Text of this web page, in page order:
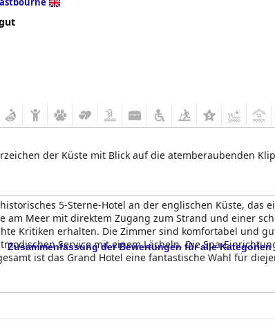
der Küste mit Blick auf die atemberaubenden
5-Sterne-Hotel an der englischen Küste, das
Meer mit direktem Zugang zum Strand und einer
Kritiken erhalten. Die Zimmer sind komfortabel und
Service mit einem Lächeln. Die Spa-
ist das Grand Hotel eine fantastische Wahl für
Zusammenfassung der Bewertungen für alle Kategorien